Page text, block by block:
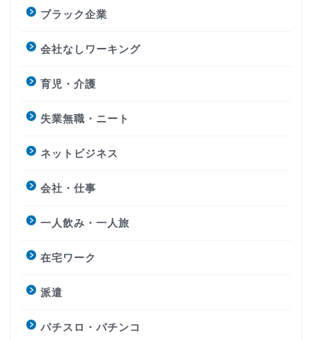
ブラック企業
会社なしワーキング
育児・介護
失業無職・ニート
ネットビジネス
会社・仕事
一人飲み・一人旅
在宅ワーク
派遣
パチスロ・パチンコ